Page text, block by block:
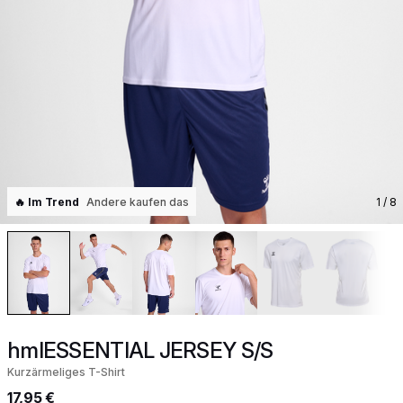
🔥 Im Trend Andere kaufen das 1 / 8
hmlESSENTIAL JERSEY S/S
Kurzärmeliges T-Shirt
17,95 €